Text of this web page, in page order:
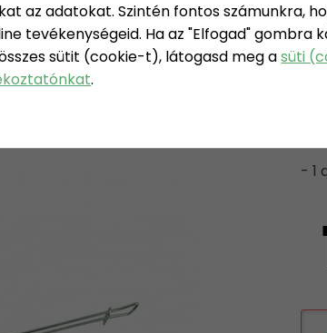
az adatokat. Szintén fontos számunkra,
tevékenységeid. Ha az "Elfogad"
sütit (cookie-t), látogasd meg asüti
.
Kolbászsütő
- 1